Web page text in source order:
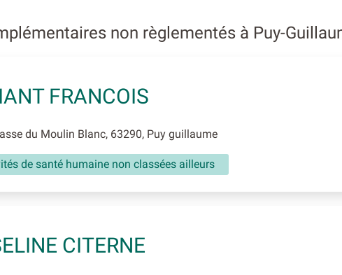
non règlementés à Puy-
FRANCOIS
du Moulin Blanc, 63290, Puy guillaume
de santé humaine non classées ailleurs
CITERNE